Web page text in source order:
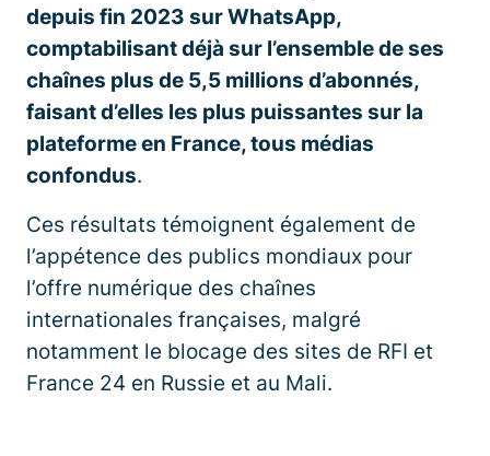
depuis fin 2023 sur WhatsApp,
comptabilisant déjà sur l’ensemble de ses
chaînes plus de 5,5 millions d’abonnés,
faisant d’elles les plus puissantes sur la
plateforme en France, tous médias
confondus.
Ces résultats témoignent également de
l’appétence des publics mondiaux pour
l’offre numérique des chaînes
internationales françaises, malgré
notamment le blocage des sites de RFI et
France 24 en Russie et au Mali.